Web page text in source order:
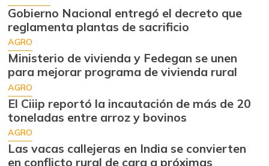
Gobierno Nacional entregó el decreto que
reglamenta plantas de sacrificio
AGRO
Ministerio de vivienda y Fedegan se unen
para mejorar programa de vivienda rural
AGRO
El Ciiip reportó la incautación de más de 20
toneladas entre arroz y bovinos
AGRO
Las vacas callejeras en India se convierten
en conflicto rural de cara a próximas